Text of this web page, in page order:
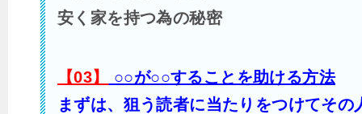
安く家を持つ為の秘密
【03】
○○が○○することを助ける方法
まずは、狙う読者に当たりをつけてその